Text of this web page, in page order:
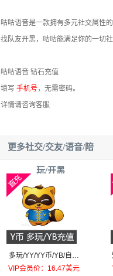
咕咕语音是一款拥有多元社交属性
找队友开黑，咕咕能满足你的一切
咕咕语音 钻石充值
填写 手机号，无需密码。
详情请咨询客服
更多社交/交友/语音/陪
玩/开黑
多玩/YY/YY币/YB/自动
充值100个
VIP会员价：16.47美元